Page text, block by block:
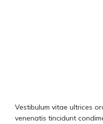
Vestibulum vitae ultrices
venenatis tincidunt